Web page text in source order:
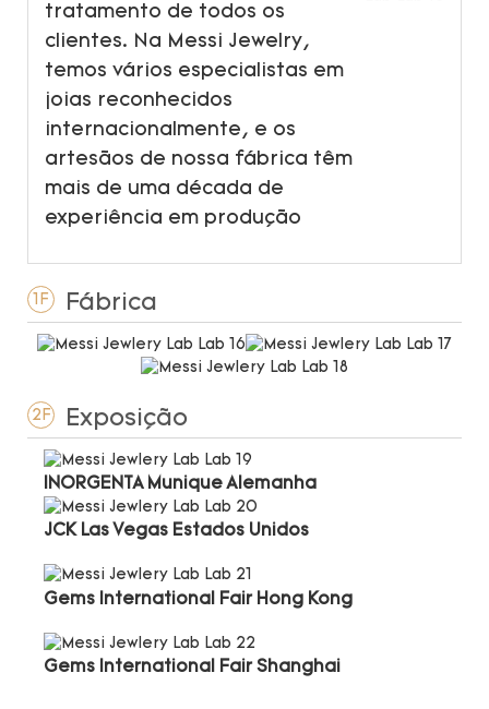
tratamento de todos os
clientes. Na Messi Jewelry,
temos vários especialistas em
joias reconhecidos
internacionalmente, e os
artesãos de nossa fábrica têm
mais de uma década de
experiência em produção
1F Fábrica
2F Exposição
INORGENTA Munique Alemanha
JCK Las Vegas Estados Unidos
Gems International Fair Hong Kong
Gems International Fair Shanghai